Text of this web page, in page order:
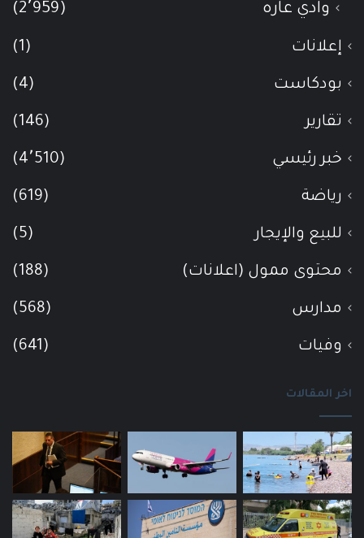
وادي عاره (2٬959)
إعلانات (1)
بودكاست (4)
تقارير (146)
خبر رئيسي (4٬510)
رياضة (619)
للبيع والإيجار (5)
محتوى ممول (اعلانات) (188)
مدارس (568)
وفيات (641)
اخر المقالات